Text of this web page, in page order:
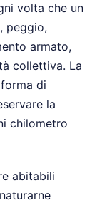
volta che un
peggio,
armato,
collettiva. La
di
la
chilometro
abitabili